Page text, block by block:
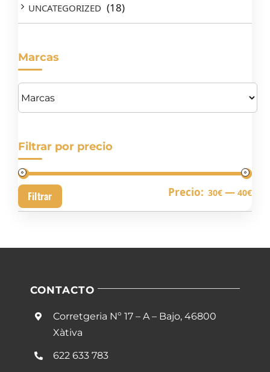
UNCATEGORIZED (18)
Marcas
Filtrar por precio
Filtrar Precio: 30€ — 40€
CONTACTO
Corretgeria Nº 17 – A – Bajo, 46800
Xàtiva
622 633 783